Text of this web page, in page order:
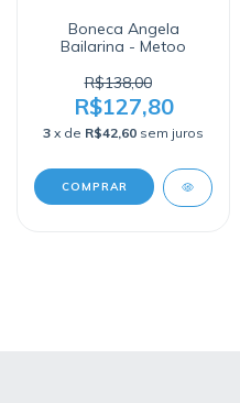
Boneca Angela
Bailarina - Metoo
R$138,00
R$127,80
3 x de R$42,60 sem juros
COMPRAR